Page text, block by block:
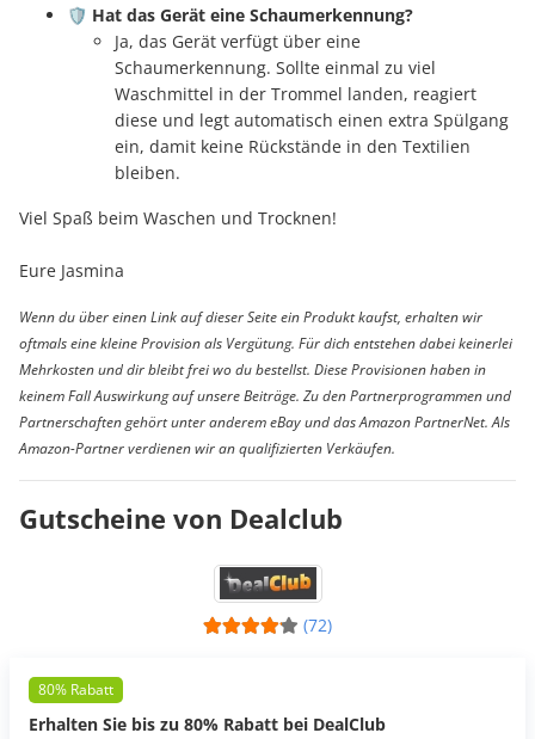
🛡️ Hat das Gerät eine Schaumerkennung?
Ja, das Gerät verfügt über eine
Schaumerkennung. Sollte einmal zu viel
Waschmittel in der Trommel landen, reagiert
diese und legt automatisch einen extra Spülgang
ein, damit keine Rückstände in den Textilien
bleiben.
Viel Spaß beim Waschen und Trocknen!
Eure Jasmina
Wenn du über einen Link auf dieser Seite ein Produkt kaufst, erhalten wir
oftmals eine kleine Provision als Vergütung. Für dich entstehen dabei keinerlei
Mehrkosten und dir bleibt frei wo du bestellst. Diese Provisionen haben in
keinem Fall Auswirkung auf unsere Beiträge. Zu den Partnerprogrammen und
Partnerschaften gehört unter anderem eBay und das Amazon PartnerNet. Als
Amazon-Partner verdienen wir an qualifizierten Verkäufen.
Gutscheine von Dealclub
(72)
80% Rabatt
Erhalten Sie bis zu 80% Rabatt bei DealClub